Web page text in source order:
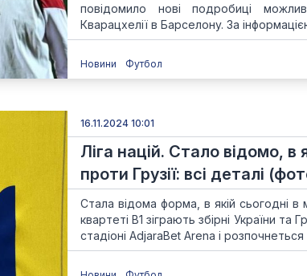
повідомило нові подробиці
Кварацхелії в Барселону. За
Новини Футбол
16.11.2024 10:01
Ліга націй. Стало відомо, в
проти Грузії: всі деталі
Стала відома форма, в якій сьогодні
квартеті В1 зіграють збірні України
стадіоні AdjaraBet Arena і